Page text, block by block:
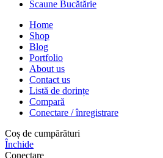
Scaune Bucătărie
Home
Shop
Blog
Portfolio
About us
Contact us
Listă de dorințe
Compară
Conectare / înregistrare
Coș de cumpărături
Închide
Conectare